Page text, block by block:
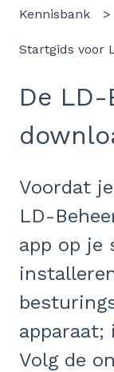
Kennisbank
Startgids voor
De
Voordat
LD-
app op je
apparaat;
Volg de